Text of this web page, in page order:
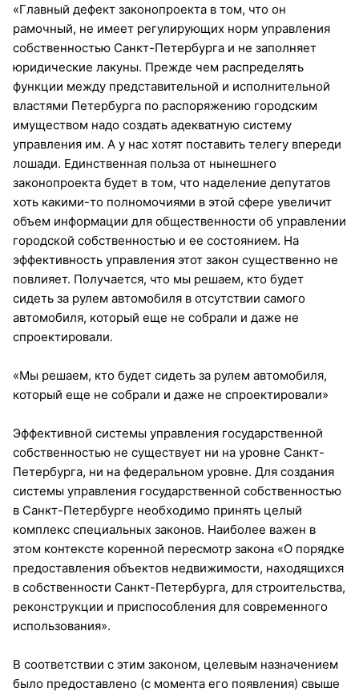
«Главный дефект законопроекта в том, что он
рамочный, не имеет регулирующих норм управления
собственностью Санкт-Петербурга и не заполняет
юридические лакуны. Прежде чем распределять
функции между представительной и исполнительной
властями Петербурга по распоряжению городским
имуществом надо создать адекватную систему
управления им. А у нас хотят поставить телегу впереди
лошади. Единственная польза от нынешнего
законопроекта будет в том, что наделение депутатов
хоть какими-то полномочиями в этой сфере увеличит
объем информации для общественности об управлении
городской собственностью и ее состоянием. На
эффективность управления этот закон существенно не
повлияет. Получается, что мы решаем, кто будет
сидеть за рулем автомобиля в отсутствии самого
автомобиля, который еще не собрали и даже не
спроектировали.
«Мы решаем, кто будет сидеть за рулем автомобиля,
который еще не собрали и даже не спроектировали»
Эффективной системы управления государственной
собственностью не существует ни на уровне Санкт-
Петербурга, ни на федеральном уровне. Для создания
системы управления государственной собственностью
в Санкт-Петербурге необходимо принять целый
комплекс специальных законов. Наиболее важен в
этом контексте коренной пересмотр закона «О порядке
предоставления объектов недвижимости, находящихся
в собственности Санкт-Петербурга, для строительства,
реконструкции и приспособления для современного
использования».
В соответствии с этим законом, целевым назначением
было предоставлено (с момента его появления) свыше